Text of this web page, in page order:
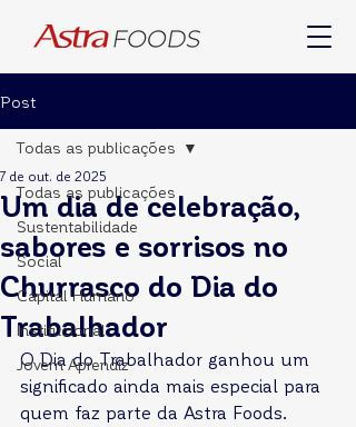
Post
Todas as publicações
Sustentabilidade
Social
Capital Humano
Institucional
Jovem Aprendiz
Todas as publicações
Um dia de celebração,
sabores e sorrisos no
Churrasco do Dia do
Trabalhador
7 de out. de 2025
O Dia do Trabalhador ganhou um
significado ainda mais especial para
quem faz parte da Astra Foods.